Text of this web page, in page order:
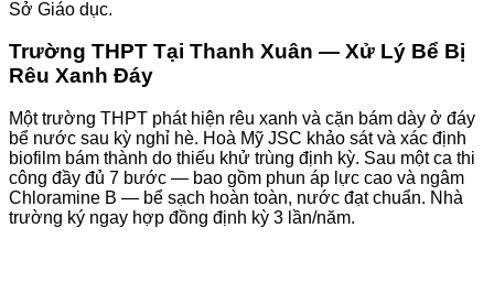
Sở Giáo dục.
Trường THPT Tại Thanh Xuân — Xử Lý Bể Bị
Rêu Xanh Đáy
Một trường THPT phát hiện rêu xanh và cặn bám dày ở đáy
bể nước sau kỳ nghỉ hè. Hoà Mỹ JSC khảo sát và xác định
biofilm bám thành do thiếu khử trùng định kỳ. Sau một ca thi
công đầy đủ 7 bước — bao gồm phun áp lực cao và ngâm
Chloramine B — bể sạch hoàn toàn, nước đạt chuẩn. Nhà
trường ký ngay hợp đồng định kỳ 3 lần/năm.